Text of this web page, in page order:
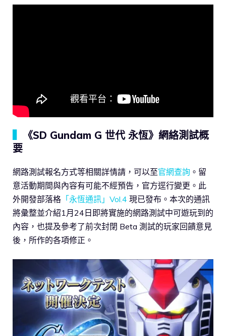
《SD Gundam G 世代 永恆》網絡測試概
要
網路測試報名方式等相關詳情請，可以至官網查詢 。留
意活動期間與內容有可能不經預告，官方逕行變更。此
外開發部落格 「永恆通訊」Vol.4 現已發布。本次的通訊
將彙整並介紹1月24日即將實施的網路測試中可遊玩到的
內容，也提及參考了前次封閉 Beta 測試的玩家回饋意見
後，所作的各項修正。